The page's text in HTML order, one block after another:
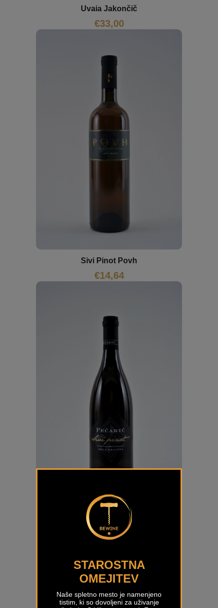
STAROSTNA
OMEJITEV
Naše spletno mesto je namenjeno
tistim, ki so dovoljeni za uživanje
Uvaia Jakončič
€33,00
Sivi Pinot Povh
€14,64
Sivi Pinot Pečarič
40,00